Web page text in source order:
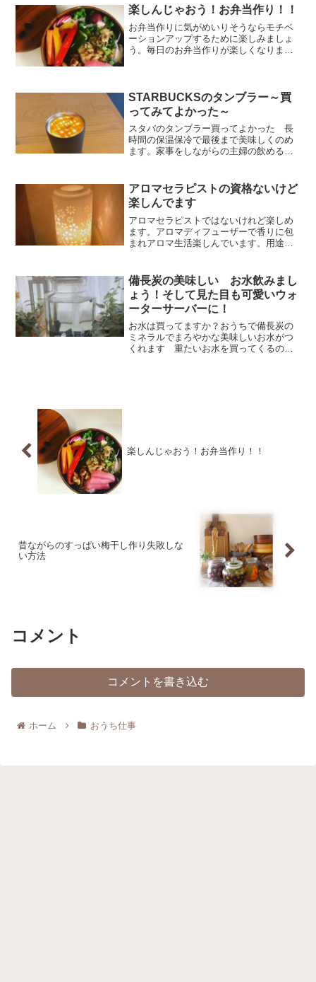
梅の作り方のコツ覚えて手作りしましょ
う
楽しんじゃおう！お弁当作り！！
お弁当作りに気がめいりそうならモチベ
ーションアップするために楽しみましょ
う。毎日のお弁当作りが楽しくなります
STARBUCKSのタンブラー～買
ってみてよかった～
スタバのタンブラー買ってよかった 長
時間の保温保冷で最後まで美味しくのめ
ます。家事をしながらの主婦の飲めるタ
アロマセラピストの資格ないけど
楽しんでます
アロマセラピストではないけれど楽しめ
ます。アロマディフューザーで香りに包
まれアロマ生活楽しんでいます。用途に
備長炭の美味しい お水飲みまし
ょう！そして見た目も可愛いウォ
ーターサーバーに！
お水は買ってますか？おうちで備長炭の
ミネラルでまろやかな美味しいお水がつ
くれます 重たいお水を買ってくるのは
楽しんじゃおう！お弁当作り！！
昔ながらのすっぱい梅干し作り失敗しな
い方法
コメント
コメントを書き込む
ホーム おうち仕事